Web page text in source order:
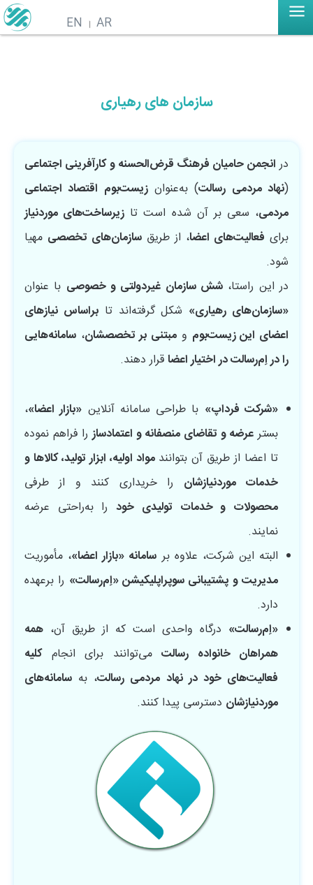
AR
EN
سازمان های رهیاری
درانجمن حامیان فرهنگ قرض‌الحسنه و کارآفرینی اجتماعی
(نهاد مردمی رسالت) به‌عنوانزیست‌بوم اقتصاد اجتماعی
مردمی، سعی بر آن شده است تا زیرساخت‌های موردنیاز
برای فعالیت‌های اعضا، از طریق سازمان‌های تخصصی مهیا
شود.
در این راستا، شش سازمان غیردولتی و خصوصی با عنوان
«سازمان‌های رهیاری» شکل گرفته‌اند تابراساس نیازهای
اعضای این زیست‌بوم و مبتنی بر تخصصشان، سامانه‌هایی
را در اِم‌رسالت در اختیار اعضاقرار دهند.
«شرکت فرداپ» با طراحی سامانه آنلاین «بازار اعضا»،
بسترعرضه و تقاضای منصفانه و اعتمادسازرا فراهم نموده
تا اعضا از طریق آن بتوانندمواد اولیه، ابزار تولید، کالاها و
خدمات موردنیازشان را خریداری کنند و از طرفی
محصولات و خدمات تولیدی خودرا به‌راحتی عرضه
نمایند.
البته این شرکت، علاوه بر سامانه «بازار اعضا»، مأموریت
مدیریت و پشتیبانی سوپراپلیکیشن «اِم‌رسالت» را برعهده
دارد.
«اِم‌رسالت» درگاه واحدی است که از طریق آن، همه
همراهان خانواده رسالت می‌توانند برای انجامکلیه
فعالیت‌های خود در نهاد مردمی رسالت، به سامانه‌های
موردنیازشان دسترسی پیدا کنند.